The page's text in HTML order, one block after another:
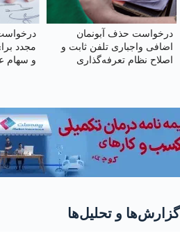
درخواست حذف آبونمان
اضافی واجباری تلفن ثابت و
اصلاح نظام تعرفه‌گذاری
مجدد
و سهام
گزارش‌ها و تحلیل‌ها